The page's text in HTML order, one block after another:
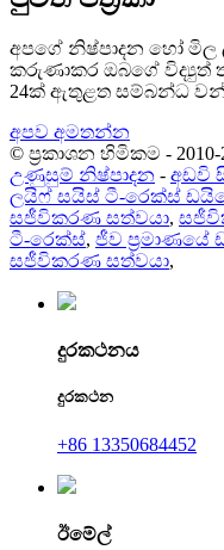
අපගේ නිෂ්පාදන හෝ මිල
කරුණාකර ඔබගේ විද්‍යුත්
24ක් ඇතුළත සම්බන්ධ
අපව අමතන්න
© ප්‍රකාශන හිමිකම -
උණුසුම් නිෂ්පාදන - අඩවි
ලයිෆ් සයිස් ටී-රෙක්ස්
සජීවිකරණ සත්වයා,
ටී-රෙක්ස්, ජීව
සජීවිකරණ සත්වයා,
දුරකථනය
දුරකථන
+86 13350684452
ඊමේල්